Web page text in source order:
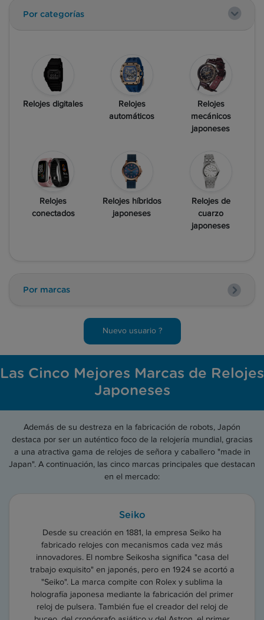
Por categorías
Relojes digitales
Relojes
automáticos
Relojes
mecánicos
japoneses
Relojes
conectados
Relojes híbridos
japoneses
Relojes de
cuarzo
japoneses
Por marcas
Nuevo usuario ?
Las Cinco Mejores Marcas de Relojes
Japoneses
Además de su destreza en la fabricación de robots, Japón
destaca por ser un auténtico foco de la relojería mundial, gracias
a una atractiva gama de relojes de señora y caballero "made in
Japan". A continuación, las cinco marcas principales que destacan
en el mercado:
Seiko
Desde su creación en 1881, la empresa Seiko ha
fabricado relojes con mecanismos cada vez más
innovadores. El nombre Seikosha significa "casa del
trabajo exquisito" en japonés, pero en 1924 se acortó a
"Seiko". La marca compite con Rolex y sublima la
holografía japonesa mediante la fabricación del primer
reloj de pulsera. También fue el creador del reloj de